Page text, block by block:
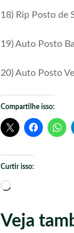
18) Rip Posto de
19) Auto Posto
20) Auto Posto
Compartilhe isso:
Curtir isso:
Carregando...
Veja